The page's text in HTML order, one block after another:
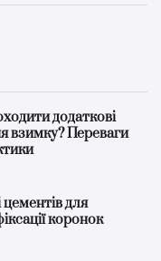
додаткові
взимку? Переваги
для
коронок